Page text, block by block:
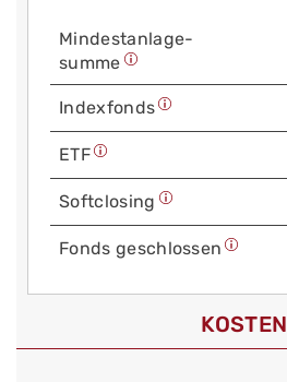
Mindest­anlage­
summe
Index­fonds
ETF
Soft­closing
Fonds geschlossen
KOSTEN